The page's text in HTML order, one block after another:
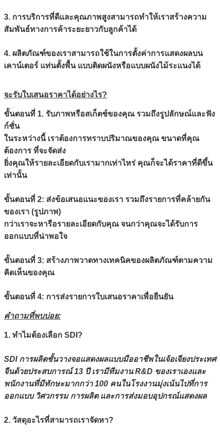
3. การบริการที่ดีและคุณภาพสูงสามารถทำให้เราสร้างความ
สัมพันธ์ทางการค้าระยะยาวกับลูกค้าได้
4. ผลิตภัณฑ์ของเราสามารถใช้ในการตั้งค่าการแสดงผลบน
เคาน์เตอร์ แท่นตั้งพื้น แบบติดผนังหรือแบบผนังไม้ระแนงได้
จะรับใบเสนอราคาได้อย่างไร?
ขั้นตอนที่ 1. รับภาพหรือสเก็ตช์ของคุณ รวมถึงรูปลักษณ์และฟัง
ก์ชั่น
ในระหว่างนี้ เราต้องการทราบปริมาณของคุณ ขนาดที่คุณ
ต้องการ ที่จะจัดส่ง
ยิ่งคุณให้รายละเอียดกับเรามากเท่าไหร่ คุณก็จะได้ราคาที่ดีขึ้น
เท่านั้น
ขั้นตอนที่ 2: ส่งข้อเสนอแนะของเรา รวมถึงรายการที่คล้ายกัน
ของเรา (รูปภาพ)
กว่าเราจะหารือรายละเอียดกับคุณ จนกว่าคุณจะได้รับการ
ออกแบบที่น่าพอใจ
ขั้นตอนที่ 3: สร้างภาพวาดทางเทคนิคของผลิตภัณฑ์ตามความ
คิดเห็นของคุณ
ขั้นตอนที่ 4: การส่งรายการใบเสนอราคาเพื่อยืนยัน
คำถามที่พบบ่อย:
1. ทำไมต้องเลือก SDI?
SDI การผลิตชั้นวางจอแสดงผลแบบมืออาชีพในเจ้อเจียงประเทศ
จีนด้วยประสบการณ์ 13 ปี เรามีทีมงาน R&D ของเราเองและ
พนักงานที่มีทักษะมากกว่า 100 คนในโรงงานมุ่งเน้นไปที่การ
ออกแบบ วิศวกรรม การผลิต และการส่งมอบอุปกรณ์แสดงผล
2. วัสดุอะไรที่สามารถเราจัดหา?